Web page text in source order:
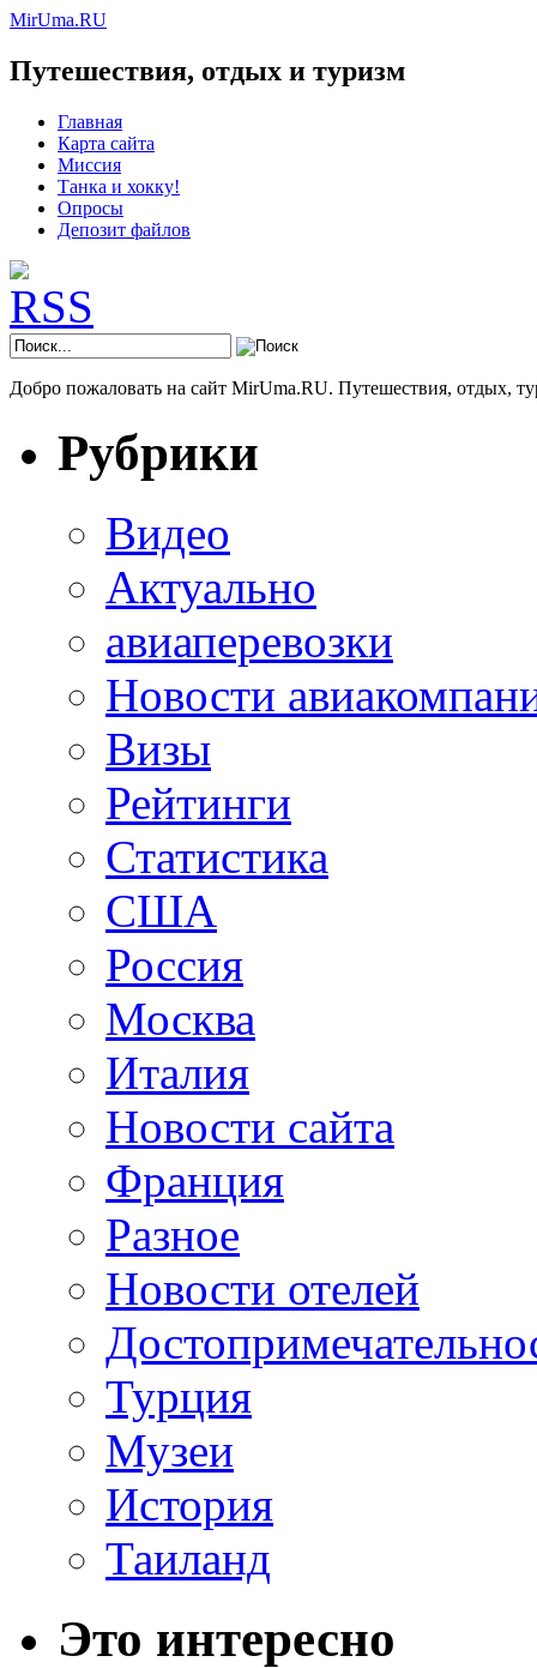
MirUma.RU
Путешествия, отдых и туризм
Главная
Карта сайта
Миссия
Танка и хокку!
Опросы
Депозит файлов
Добро пожаловать на сайт MirUma.RU. Путешествия, отдых,
Рубрики
Видео
Актуально
авиаперевозки
Новости
Визы
Рейтинги
Статистика
США
Россия
Москва
Италия
Новости сайта
Франция
Разное
Новости отелей
Турция
Музеи
История
Таиланд
Это интересно